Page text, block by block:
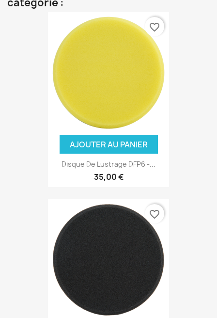
AJOUTER AU PANIER
Disque De Lustrage DFP6 -...
35,00 €
favorite_border
favorite_border